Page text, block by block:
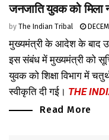
जनजाति युवक को मिला
by The Indian Tribal
मुख्यमंत्री के आदेश के बाद
इस संबंध में मुख्यमंत्री को
युवक को शिक्षा विभाग में
स्वीकृति दी गई। THE
Read More